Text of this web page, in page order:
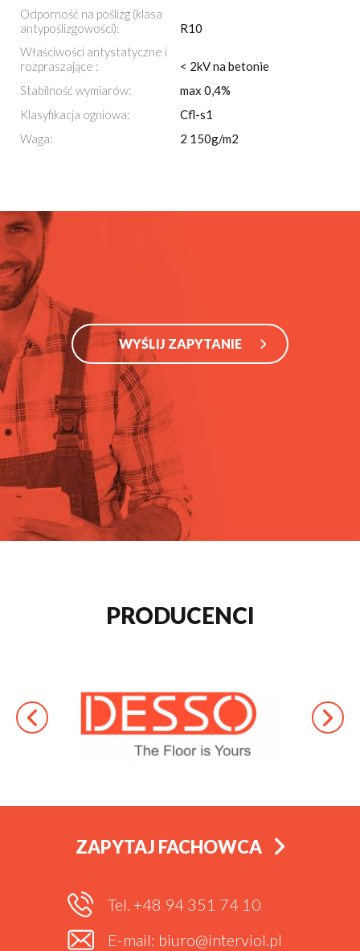
Odporność na poślizg (klasa
antypoślizgowości):
R10
Właściwości antystatyczne i
rozpraszające :
< 2kV na betonie
Stabilność wymiarów:
max 0,4%
Klasyfikacja ogniowa:
Cfl-s1
Waga:
2 150g/m2
WYŚLIJ ZAPYTANIE
PRODUCENCI
ZAPYTAJ FACHOWCA
Tel. +48 94 351 74 10
E-mail: biuro@interviol.pl